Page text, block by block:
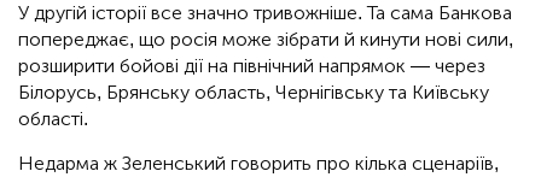
У другій історії все значно тривожніше. Та сама Банкова
попереджає, що росія може зібрати й кинути нові сили,
розширити бойові дії на північний напрямок — через
Білорусь, Брянську область, Чернігівську та Київську
області.
Недарма ж Зеленський говорить про кілька сценаріїв,